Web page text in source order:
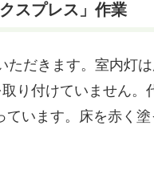
スプレス」作業
ただきます。室内灯
り付けていません
ています。床を赤く